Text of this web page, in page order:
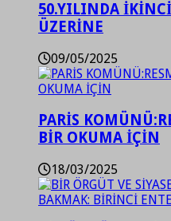
50.YILINDA
ÜZERİNE
09/05/2025
PARİS
BİR OKUMA İÇİN
18/03/2025